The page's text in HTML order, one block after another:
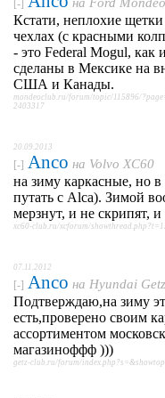
[-]
Кстати, неплохие
чехлах (с красными
- это Federal Mogul, как
сделаны в Мексике на
США и Канады.
mondeoclub.ru/forum/topic/115896/
2403317
20.09.2013
[-] Anco на Volvo XC60
на зиму каркасные, но
путать с Alca). Зимой
мерзнут, и не скрипят, и
xc60-club.ru/xcforum/
07.11.2012
[-] Anco на Hyundai Getz
Подтверждаю,на зиму
есть,проверено своим
ассортиментом
магазиноффф )))
getz-club.ru/forum/